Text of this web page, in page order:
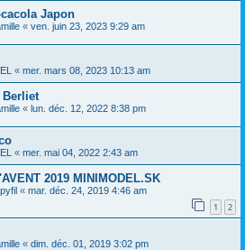
Japon
« ven. juin 23, 2023 9:29 am
« mer. mars 08, 2023 10:13 am
Berliet
« lun. déc. 12, 2022 8:38 pm
« mer. mai 04, 2022 2:43 am
2019 MINIMODEL.SK
« mar. déc. 24, 2019 4:46 am
1 2
« dim. déc. 01, 2019 3:02 pm